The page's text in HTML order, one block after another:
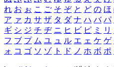
れ お ぉ こ ご そ ぞ と ど の ほ
ア ァ カ サ ザ タ ダ ナ ハ バ パ
ギ シ ジ チ ヂ ニ ヒ ビ ピ ミ リ
フ ブ プ ム ユ ュ ル エ ェ ケ ゲ
ォ コ ゴ ソ ゾ ト ド ノ ホ ボ ポ